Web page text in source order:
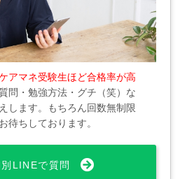
アマネ受験生ほど合格率が高
問・勉強方法・グチ（笑）な
します。もちろん回数無制限
待ちしております。
LINEで質問